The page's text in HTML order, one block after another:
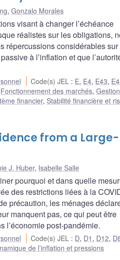
, Gonzalo Morales
visant à changer l’échéance
réalistes sur les obligations,
répercussions considérables sur
à l’inflation et que
Code(s) JEL : E, E4, E43,
Fonctionnement des marchés,Gestion
financier, Stabilité financière et
from a Large-
J. Huber, Isabelle Salle
pourquoi et dans quelle
des restrictions liées à la
précaution, les ménages
manquent pas, ce qui peut être
l’économie post-pandémie.
Code(s) JEL : D, D1 , D12,
de l’inflation et pressions